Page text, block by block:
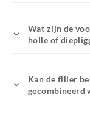
Wat zijn de
holle of
Kan de filler
gecombineerd